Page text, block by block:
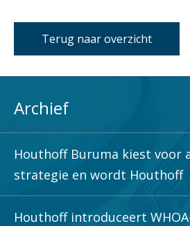
Terug naar overzicht
Archief
Houthoff Buruma kiest voor
strategie en wordt Houthoff
Houthoff introduceert